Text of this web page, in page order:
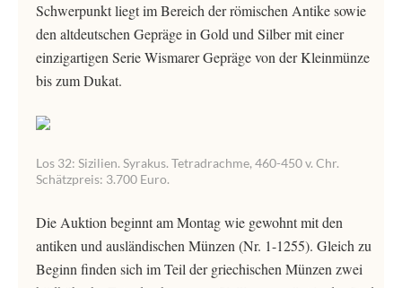
Schwerpunkt liegt im Bereich der römischen Antike sowie
den altdeutschen Gepräge in Gold und Silber mit einer
einzigartigen Serie Wismarer Gepräge von der Kleinmünze
bis zum Dukat.
Los 32: Sizilien. Syrakus. Tetradrachme, 460-450 v. Chr.
Schätzpreis: 3.700 Euro.
Die Auktion beginnt am Montag wie gewohnt mit den
antiken und ausländischen Münzen (Nr. 1-1255). Gleich zu
Beginn finden sich im Teil der griechischen Münzen zwei